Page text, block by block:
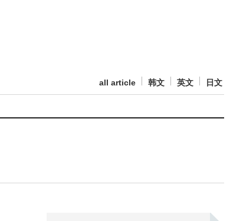
all article 韩文 英文 日文